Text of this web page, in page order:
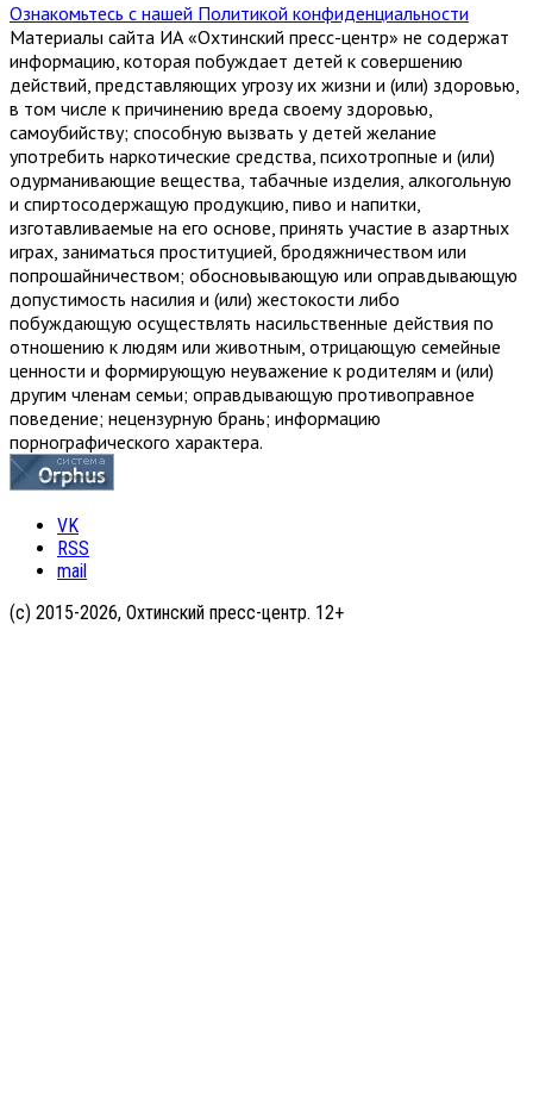
Ознакомьтесь с нашей Политикой конфиденциальности
Материалы сайта ИА «Охтинский пресс-центр» не содержат
информацию, которая побуждает детей к совершению
действий, представляющих угрозу их жизни и (или) здоровью,
в том числе к причинению вреда своему здоровью,
самоубийству; способную вызвать у детей желание
употребить наркотические средства, психотропные и (или)
одурманивающие вещества, табачные изделия, алкогольную
и спиртосодержащую продукцию, пиво и напитки,
изготавливаемые на его основе, принять участие в азартных
играх, заниматься проституцией, бродяжничеством или
попрошайничеством; обосновывающую или оправдывающую
допустимость насилия и (или) жестокости либо
побуждающую осуществлять насильственные действия по
отношению к людям или животным, отрицающую семейные
ценности и формирующую неуважение к родителям и (или)
другим членам семьи; оправдывающую противоправное
поведение; нецензурную брань; информацию
порнографического характера.
VK
RSS
mail
(с) 2015-2026, Охтинский пресс-центр. 12+